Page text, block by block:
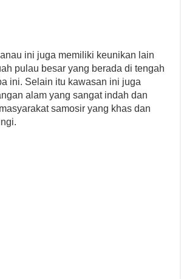
ini juga memiliki keunikan lain
pulau besar yang berada di tengah
ini. Selain itu kawasan ini juga
alam yang sangat indah dan
samosir yang khas dan